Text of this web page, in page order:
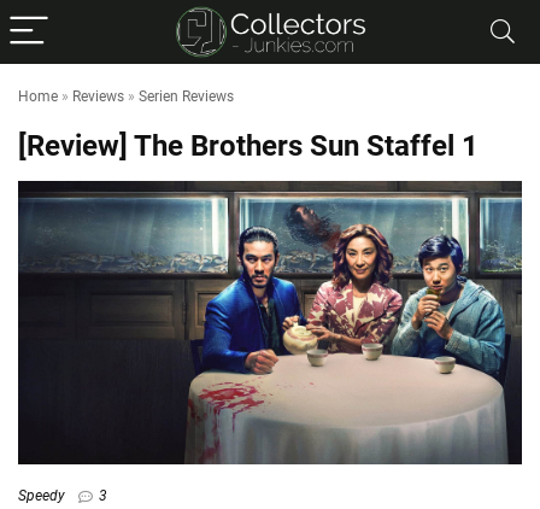
Home » Reviews » Serien Reviews
[Review] The Brothers Sun Staffel 1
Speedy 3